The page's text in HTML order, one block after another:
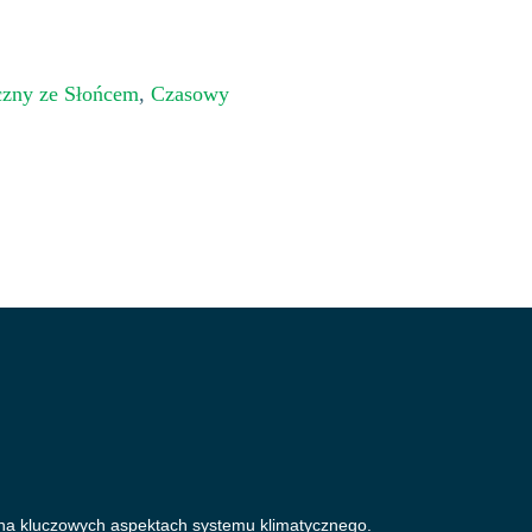
ze Słońcem, Czasowy
kluczowych aspektach systemu klimatycznego.